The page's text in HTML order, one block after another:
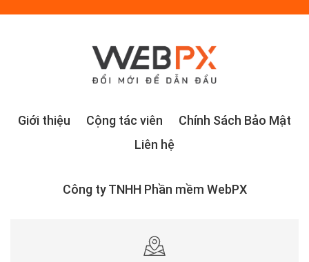
Giới thiệu Cộng tác viên
Chính Sách Bảo Mật
Liên hệ
Công ty TNHH Phần mềm WebPX